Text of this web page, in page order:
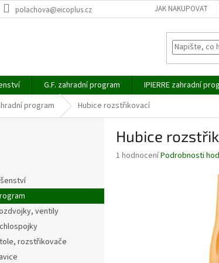
polachova@eicoplus.cz JAK NAKUPOVAT
G.F. zahradní program IPIERRE zahradní
program Hubice rozstřikovací
ventily
rozstřikovače
Hubice
Průměrné
1 hodnoceníPodrobnosti